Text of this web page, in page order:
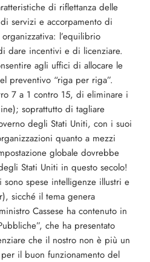
di riflettanza delle
servizi e accorpamento di
l’equilibrio
dare incentivi e di licenziare.
agli uffici di allocare le
preventivo “riga per riga”.
7 a 1 contro 15, di eliminare i
soprattutto di tagliare
degli Stati Uniti, con i suoi
quanto a mezzi
globale dovrebbe
Stati Uniti in questo secolo!
spese intelligenze illustri e
sicché il tema genera
Cassese ha contenuto in
che ha presentato
che il nostro non è più un
il buon funzionamento del